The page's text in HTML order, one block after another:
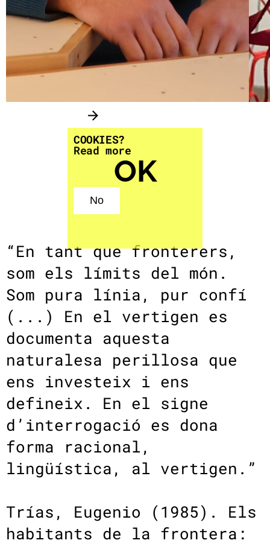
“En tant que fronterers,
som els límits del món.
Som pura línia, pur confí
(...) En el vertigen es
documenta aquesta
naturalesa perillosa que
ens investeix i ens
defineix. En el signe
d’interrogació es dona
forma racional,
lingüística, al vertigen.”
Trías, Eugenio (1985). Els
habitants de la frontera:
COOKIES?
Read more
OK
No